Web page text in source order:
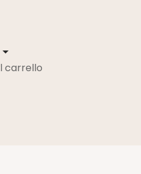
carrello